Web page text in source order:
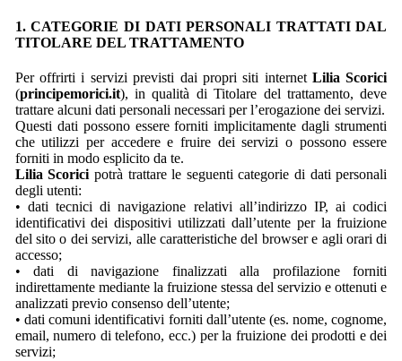
1. CATEGORIE DI DATI PERSONALI TRATTATI DAL
TITOLARE DEL TRATTAMENTO
Per offrirti i servizi previsti dai propri siti internet Lilia Scorici
(principemorici.it), in qualità di Titolare del trattamento, deve
trattare alcuni dati personali necessari per l’erogazione dei servizi.
Questi dati possono essere forniti implicitamente dagli strumenti
che utilizzi per accedere e fruire dei servizi o possono essere
forniti in modo esplicito da te.
Lilia Scorici potrà trattare le seguenti categorie di dati personali
degli utenti:
• dati tecnici di navigazione relativi all’indirizzo IP, ai codici
identificativi dei dispositivi utilizzati dall’utente per la fruizione
del sito o dei servizi, alle caratteristiche del browser e agli orari di
accesso;
• dati di navigazione finalizzati alla profilazione forniti
indirettamente mediante la fruizione stessa del servizio e ottenuti e
analizzati previo consenso dell’utente;
• dati comuni identificativi forniti dall’utente (es. nome, cognome,
email, numero di telefono, ecc.) per la fruizione dei prodotti e dei
servizi;